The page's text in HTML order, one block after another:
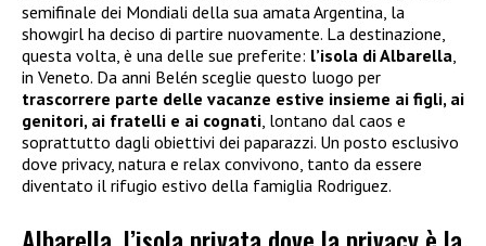
semifinale dei Mondiali della sua amata Argentina, la
showgirl ha deciso di partire nuovamente. La destinazione,
questa volta, è una delle sue preferite: l’isola di Albarella
in Veneto. Da anni Belén sceglie questo luogo per
trascorrere parte delle vacanze estive insieme ai figli, ai
genitori, ai fratelli e ai cognati , lontano dal caos e
soprattutto dagli obiettivi dei paparazzi. Un posto esclusivo
dove privacy, natura e relax convivono, tanto da essere
diventato il rifugio estivo della famiglia Rodriguez.